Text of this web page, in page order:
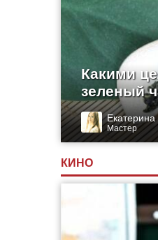
Какими
зеленый
Мастер
КИНО